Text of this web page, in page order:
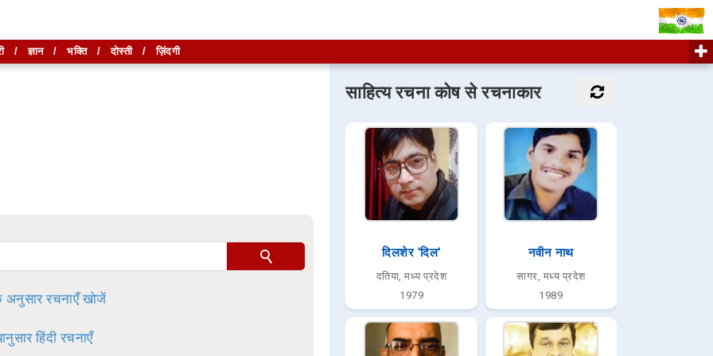
अनुसार रचनाएँ खोजें
हिंदी रचनाएँ
साहित्य रचना कोष से रचनाकार
दिलशेर 'दिल'
दतिया, मध्य प्रदेश
1979
नवीन नाथ
सागर, मध्य प्रदेश
1989
खोजें
/ज्ञान/ भक्ति/दोस्ती/ज़िंदगी
है।